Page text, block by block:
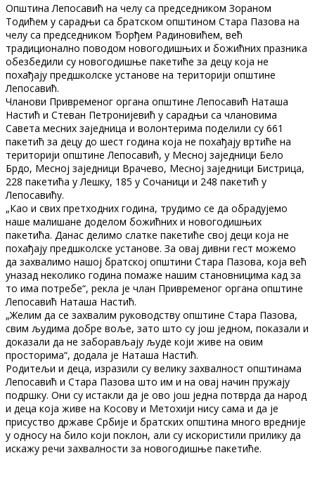
Општина Лепосавић на челу са председником Зораном
Тодићем у сарадњи са братском општином Стара Пазова на
челу са председником Ђорђем Радиновићем, већ
традиционално поводом новогодишњих и божићних празника
обезбедили су новогодишње пакетиће за децу која не
похађају предшколске установе на територији општине
Лепосавић.
Чланови Привременог органа општине Лепосавић Наташа
Настић и Стеван Петронијевић у сарадњи са члановима
Савета месних заједница и волонтерима поделили су 661
пакетић за децу до шест година која не похађају вртиће на
територији општине Лепосавић, у Месној заједници Бело
Брдо, Месној заједници Врачево, Месној заједници Бистрица,
228 пакетића у Лешку, 185 у Сочаници и 248 пакетић у
Лепосавићу.
„Као и свих претходних година, трудимо се да обрадујемо
наше малишане доделом божићних и новогодишњих
пакетића. Данас делимо слатке пакетиће свој деци која не
похађају предшколске установе. За овај дивни гест можемо
да захвалимо нашој братској општини Стара Пазова, која већ
уназад неколико година помаже нашим становницима кад за
то има потребе“, рекла је члан Привременог органа општине
Лепосавић Наташа Настић.
„Желим да се захвалим руководству општине Стара Пазова,
свим људима добре воље, зато што су још једном, показали и
доказали да не заборављају људе који живе на овим
просторима“, додала је Наташа Настић.
Родитељи и деца, изразили су велику захвалност општинама
Лепосавић и Стара Пазова што им и на овај начин пружају
подршку. Они су истакли да је ово још једна потврда да народ
и деца која живе на Косову и Метохији нису сама и да је
присуство државе Србије и братских општина много вредније
у односу на било који поклон, али су искористили прилику да
искажу речи захвалности за новогодишње пакетиће.